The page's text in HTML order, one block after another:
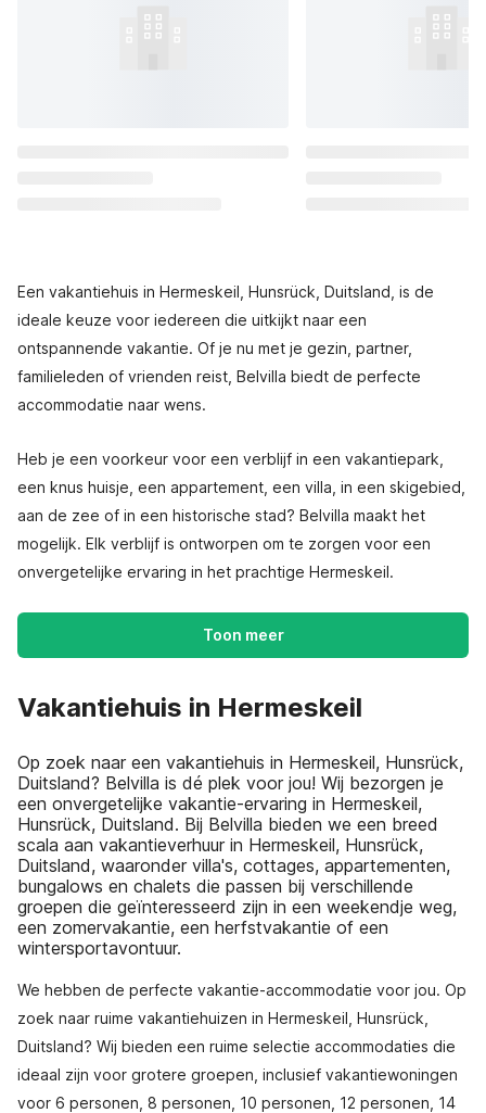
Een vakantiehuis in Hermeskeil, Hunsrück, Duitsland, is de
ideale keuze voor iedereen die uitkijkt naar een
ontspannende vakantie. Of je nu met je gezin, partner,
familieleden of vrienden reist, Belvilla biedt de perfecte
accommodatie naar wens.
Heb je een voorkeur voor een verblijf in een vakantiepark,
een knus huisje, een appartement, een villa, in een skigebied,
aan de zee of in een historische stad? Belvilla maakt het
mogelijk. Elk verblijf is ontworpen om te zorgen voor een
onvergetelijke ervaring in het prachtige Hermeskeil.
Toon meer
Vakantiehuis in Hermeskeil
Op zoek naar een vakantiehuis in Hermeskeil, Hunsrück,
Duitsland? Belvilla is dé plek voor jou! Wij bezorgen je
een onvergetelijke vakantie-ervaring in Hermeskeil,
Hunsrück, Duitsland. Bij Belvilla bieden we een breed
scala aan vakantieverhuur in Hermeskeil, Hunsrück,
Duitsland, waaronder villa's, cottages, appartementen,
bungalows en chalets die passen bij verschillende
groepen die geïnteresseerd zijn in een weekendje weg,
een zomervakantie, een herfstvakantie of een
wintersportavontuur.
We hebben de perfecte vakantie-accommodatie voor jou. Op
zoek naar ruime vakantiehuizen in Hermeskeil, Hunsrück,
Duitsland? Wij bieden een ruime selectie accommodaties die
ideaal zijn voor grotere groepen, inclusief vakantiewoningen
voor 6 personen, 8 personen, 10 personen, 12 personen, 14